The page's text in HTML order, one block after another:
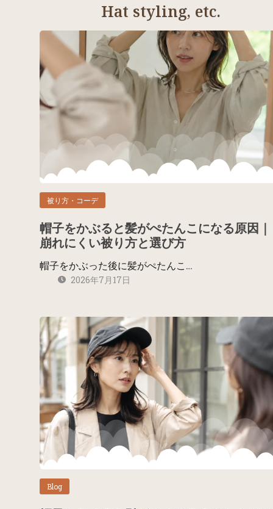
Hat styling, etc.
被り方・コーデ
帽子をかぶると髪がぺたんこになる原因｜
崩れにくい被り方と選び方
帽子をかぶった後に髪がぺたんこ…
2026年7月17日
Blog